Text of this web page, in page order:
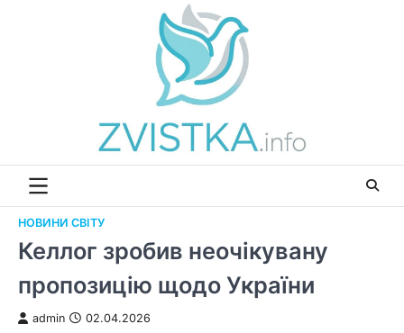
НОВИНИ СВІТУ
Келлог зробив неочікувану
пропозицію щодо України
admin 02.04.2026